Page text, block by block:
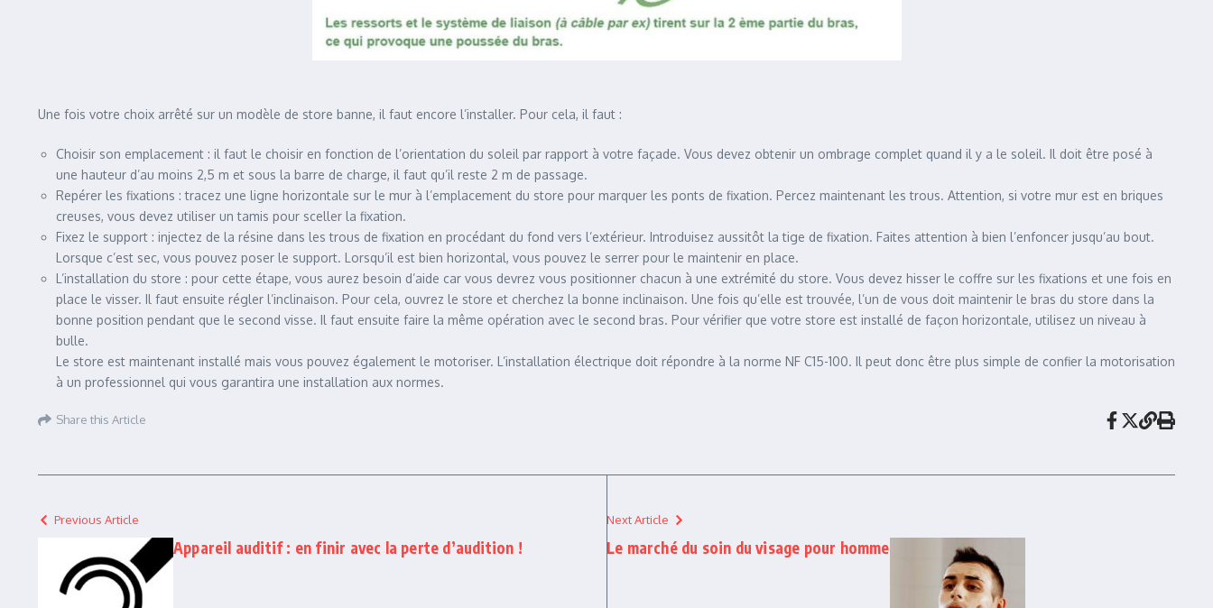
Une fois votre choix arrêté sur un modèle de store banne, il faut encore l’installer. Pour cela, il faut :
Choisir son emplacement : il faut le choisir en fonction de l’orientation du soleil par rapport à votre façade. Vous devez obtenir un ombrage complet quand il y a le soleil. Il doit être posé à
une hauteur d’au moins 2,5 m et sous la barre de charge, il faut qu’il reste 2 m de passage.
Repérer les fixations : tracez une ligne horizontale sur le mur à l’emplacement du store pour marquer les ponts de fixation. Percez maintenant les trous. Attention, si votre mur est en briques
creuses, vous devez utiliser un tamis pour sceller la fixation.
Fixez le support : injectez de la résine dans les trous de fixation en procédant du fond vers l’extérieur. Introduisez aussitôt la tige de fixation. Faites attention à bien l’enfoncer jusqu’au bout.
Lorsque c’est sec, vous pouvez poser le support. Lorsqu’il est bien horizontal, vous pouvez le serrer pour le maintenir en place.
L’installation du store : pour cette étape, vous aurez besoin d’aide car vous devrez vous positionner chacun à une extrémité du store. Vous devez hisser le coffre sur les fixations et une fois en
place le visser. Il faut ensuite régler l’inclinaison. Pour cela, ouvrez le store et cherchez la bonne inclinaison. Une fois qu’elle est trouvée, l’un de vous doit maintenir le bras du store dans la
bonne position pendant que le second visse. Il faut ensuite faire la même opération avec le second bras. Pour vérifier que votre store est installé de façon horizontale, utilisez un niveau à
bulle.
Le store est maintenant installé mais vous pouvez également le motoriser. L’installation électrique doit répondre à la norme NF C15-100. Il peut donc être plus simple de confier la motorisation
à un professionnel qui vous garantira une installation aux normes.
Share this Article
Previous Article
Appareil auditif : en finir avec la perte d’audition !
Next Article
Le marché du soin du visage pour homme